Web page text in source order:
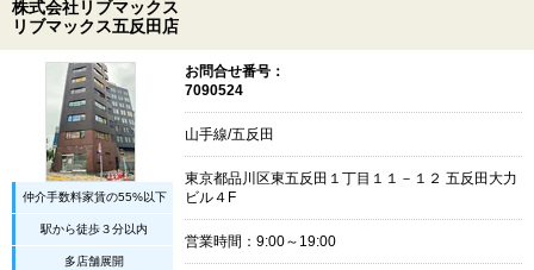
株式会社リブマックス
リブマックス五反田店
仲介手数料家賃の55%以下
駅から徒歩３分以内
多店舗展開
お問合せ番号：
7090524
山手線/五反田
東京都品川区東五反田１丁目１１－１２ 五反田大力
ビル４F
営業時間：9:00～19:00